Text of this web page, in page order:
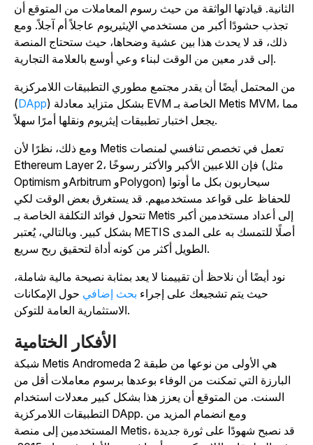
الثانية. قيادتها الواثقة من حيث رسوم المعاملات من المتوقع أن
تجذب حشودًا أكبر من مستخدمي الإيثيريوم عاجلاً أم آجلاً. ومع
ذلك، قد لا يحدث هذا بين عشية وضحاها، حيث ستحتاج المنصة
من المحتمل أيضًا أن يقدر مجتمع مطوري التطبيقات اللامركزية
(DApp) بشكل متزايد معادلة EVM الخاصة بـ Metis MVM، مما
ومع ذلك، نظرًا لأن Metis تعمل في تخصص تنافسي لمنصات
Ethereum Layer 2، فإن اللاعبين الأكبر والأكثر رسوخًا (مثل
Optimism وArbitrum وPolygon) سيحاربون بكل ما أوتوا
للحفاظ على قواعد مستخدميهم. قد يستغرق بعض الوقت لكي
تتحول فوائد التكلفة الخاصة بـ Metis إلى أعداد مستخدمين أكبر
بشكل كبير. وبالتالي، يُعتبر METIS أصلًا للتمسك به على المدى
نود أيضًا أن نلاحظ أن تقييمنا لا يعد بمثابة نصيحة مالية شاملة،
حيث يتم تشجيعك على إجراءبحث إضافيحول الإمكانات
الأفكار الختامية
شبكة Metis Andromeda هي الأولى من نوعها من طبقة 2
البارزة التي تمكنت من الوفاء بوعدها برسوم معاملات أقل من
السنت. من المتوقع أن يعزز هذا بشكل كبير معدلات استخدام
التطبيقات اللامركزية DApp. ومع انضمام المزيد من
المستخدمين إلى منصة Metis، قد نصبح شهودًا على ثورة جديدة